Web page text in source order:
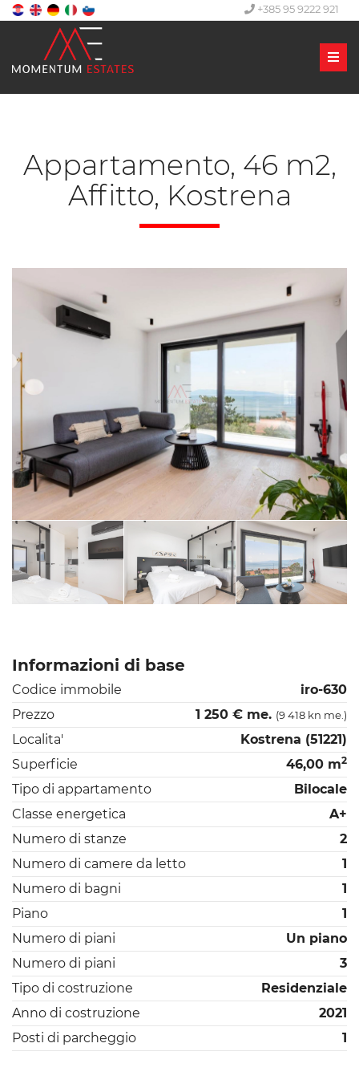
+385 95 9222 921
Appartamento, 46 m2,
Affitto, Kostrena
Informazioni di base
Codice immobile
iro-630
Prezzo
1 250 € me. (9 418 kn me.)
Localita'
Kostrena (51221)
Superficie
46,00 m2
Tipo di appartamento
Bilocale
Classe energetica
A+
Numero di stanze
2
Numero di camere da letto
1
Numero di bagni
1
Piano
1
Numero di piani
Un piano
Numero di piani
3
Tipo di costruzione
Residenziale
Anno di costruzione
2021
Posti di parcheggio
1